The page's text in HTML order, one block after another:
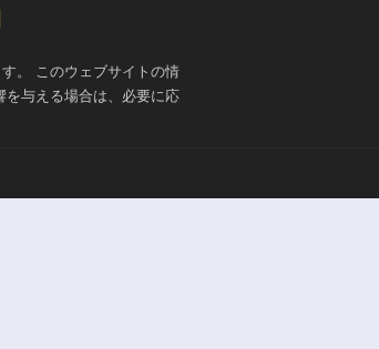
。 このウェブサイトの情
与える場合は、必要に応